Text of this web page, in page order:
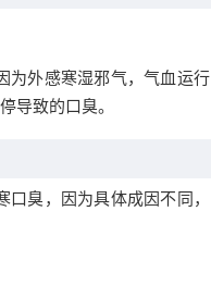
为外感寒湿邪气，气血运行
导致的口臭。
臭，因为具体成因不同，